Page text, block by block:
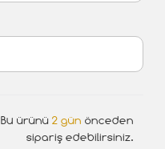
Bu ürünü 2 gün önceden
sipariş edebilirsiniz.